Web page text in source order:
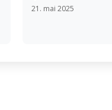
21. mai 2025